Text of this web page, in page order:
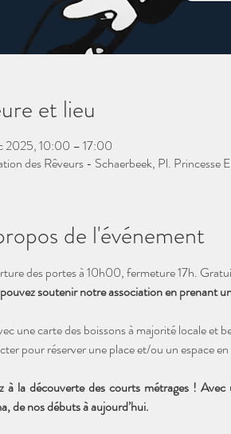
et lieu
2025, 10:00 – 17:00
des Rêveurs - Schaerbeek, Pl. Princesse
de l'événement
des portes à 10h00, fermeture 17h.
soutenir notre association en prenant
une carte des boissons à majorité locale
pour réserver une place et/ou un espace
à la découverte des courts métrages !
de nos débuts à aujourd’hui.